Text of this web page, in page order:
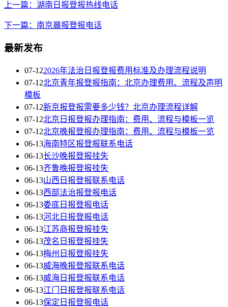
上一篇：湖南日报登报热线电话
下一篇：南京晨报登报电话
最新发布
07-122026年法治日报登报费用标准及办理流程说明
07-12北京青年报登报指南：北京办理费用、流程及声明
模板
07-12新京报登报需要多少钱？北京办理流程详解
07-12北京日报登报办理指南：费用、流程与模板一览
07-12北京晚报登报办理指南：费用、流程与模板一览
06-13海南特区报登报联系电话
06-13长沙晚报登报挂失
06-13齐鲁晚报登报挂失
06-13山西日报登报联系电话
06-13西部法治报登报电话
06-13娄底日报登报电话
06-13河北日报登报电话
06-13江苏商报登报挂失
06-13茂名日报登报挂失
06-13梅州日报登报挂失
06-13威海晚报登报联系电话
06-13威海日报登报联系电话
06-13江门日报登报联系电话
06-13保定日报登报电话